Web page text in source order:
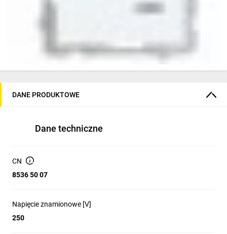
DANE PRODUKTOWE
Dane techniczne
CN
8536 50 07
Napięcie znamionowe [V]
250